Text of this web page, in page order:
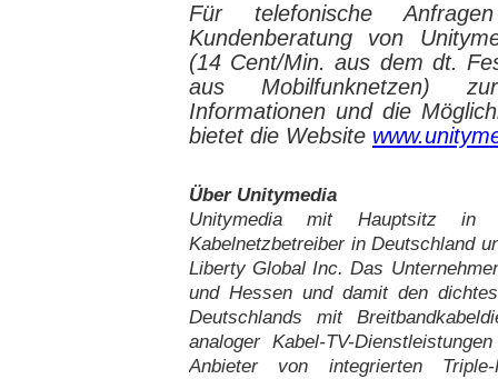
Für telefonische
Kundenberatung von
(14 Cent/Min. aus dem dt.
aus Mobilfunknetzen)
Informationen und die
bietet die Website
Über Unitymedia
Unitymedia mit Hauptsitz
Kabelnetzbetreiber in Deutschland
Liberty Global Inc. Das
und Hessen und damit den
Deutschlands mit
analoger Kabel-TV-
Anbieter von integrierten